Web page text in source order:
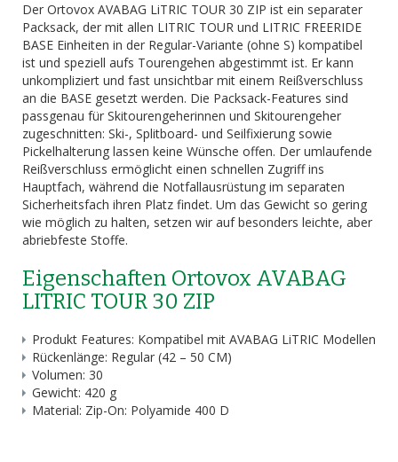
Der Ortovox AVABAG LiTRIC TOUR 30 ZIP ist ein separater
Packsack, der mit allen LITRIC TOUR und LITRIC FREERIDE
BASE Einheiten in der Regular-Variante (ohne S) kompatibel
ist und speziell aufs Tourengehen abgestimmt ist. Er kann
unkompliziert und fast unsichtbar mit einem Reißverschluss
an die BASE gesetzt werden. Die Packsack-Features sind
passgenau für Skitourengeherinnen und Skitourengeher
zugeschnitten: Ski-, Splitboard- und Seilfixierung sowie
Pickelhalterung lassen keine Wünsche offen. Der umlaufende
Reißverschluss ermöglicht einen schnellen Zugriff ins
Hauptfach, während die Notfallausrüstung im separaten
Sicherheitsfach ihren Platz findet. Um das Gewicht so gering
wie möglich zu halten, setzen wir auf besonders leichte, aber
abriebfeste Stoffe.
Eigenschaften Ortovox AVABAG
LITRIC TOUR 30 ZIP
Produkt Features: Kompatibel mit AVABAG LiTRIC Modellen
Rückenlänge: Regular (42 – 50 CM)
Volumen: 30
Gewicht: 420 g
Material: Zip-On: Polyamide 400 D